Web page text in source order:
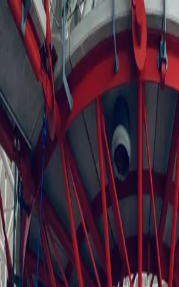
AnnaKudinovaHuman Rights & Business
AccueilÀ propos Formations Blog ContactEN